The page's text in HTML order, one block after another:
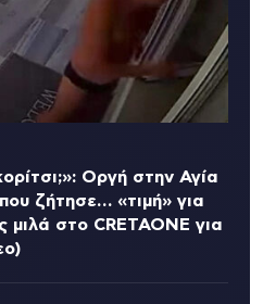
Οργή στην Αγία
ζήτησε… «τιμή» για
μιλά στο CRETAONE για